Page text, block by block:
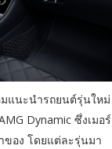
มแนะนำรถยนต์รุ่นใหม่
Dynamic ซึ่งเมอร์
ของ โดยแต่ละรุ่นมา